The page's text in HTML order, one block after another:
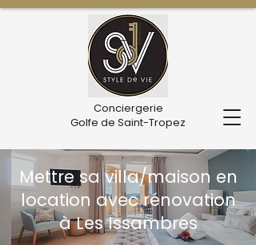
Conciergerie
Golfe de Saint-Tropez
Mettre sa villa/maison en
location avec rénovation
à Les Issambres